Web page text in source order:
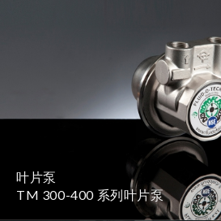
叶片泵
TM 300-400 系列叶片泵